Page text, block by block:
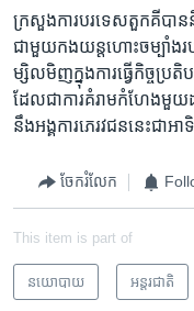
ក្រសួង​ការ​បរទេស​តួកគី​បា
ជាមួយ​កង​យន្តហោះ​ចម្បាំង​រ
ម្សិលមិញ​ក្នុង​ការ​ធ្វើ​កិច្ច​ប្រ
ដែលជា​ការ​គំរាម​កំហែង​មួ
នឹង​អង្គការ​ភេរវជន​នេះ​ជ
ចែករំលែក
This item is part of
នយោបាយ អន្តរជាតិ